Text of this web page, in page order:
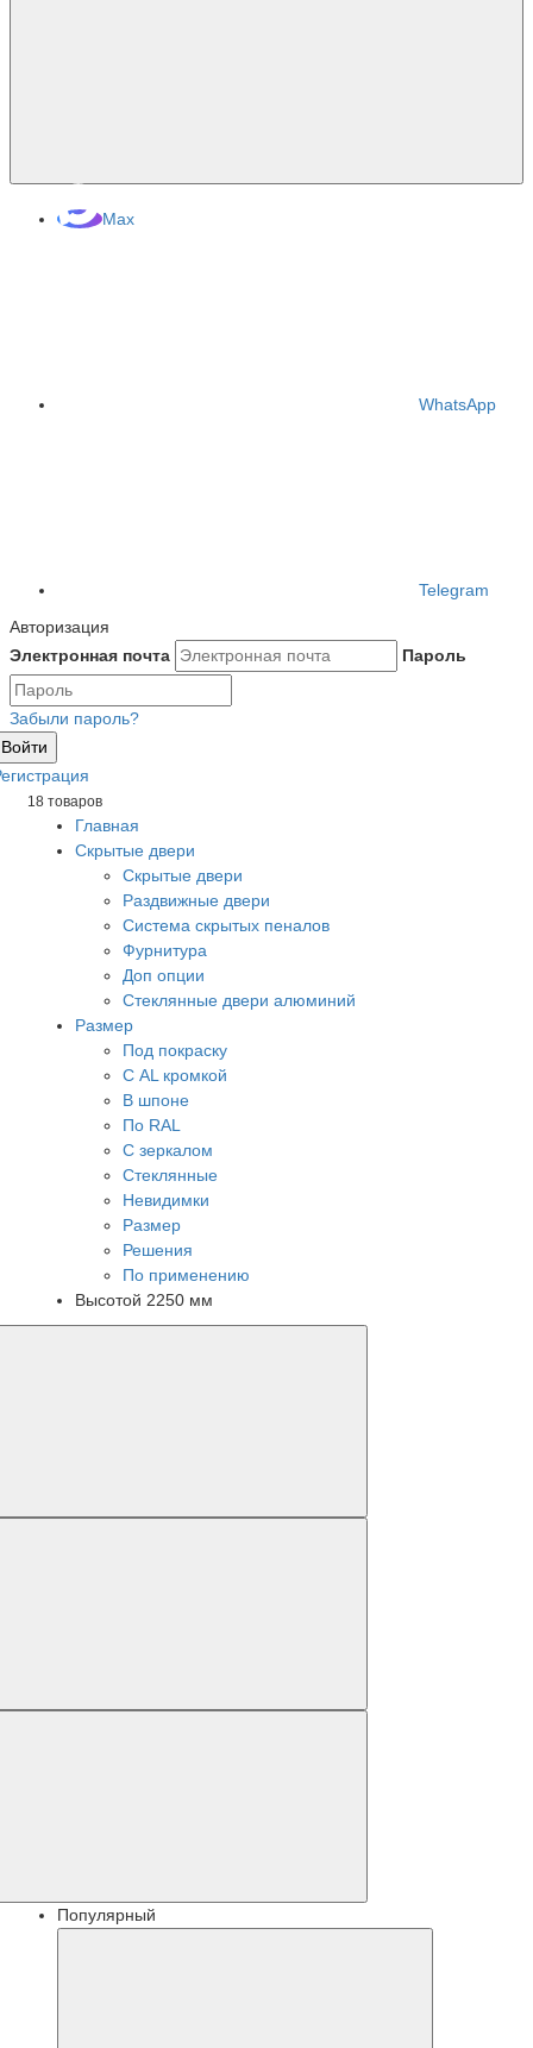
Max
WhatsApp
Telegram
Авторизация
Электронная почта
Пароль
Забыли пароль?
Войти
18 товаров
Главная
Скрытые двери
Скрытые двери
Раздвижные двери
Система скрытых пеналов
Фурнитура
Доп опции
Стеклянные двери алюминий
Размер
Под покраску
С AL кромкой
В шпоне
По RAL
С зеркалом
Стеклянные
Невидимки
Размер
Решения
По применению
Высотой 2250 мм
Популярный